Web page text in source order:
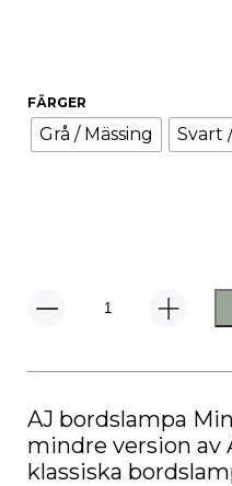
FÄRGER
Grå / Mässing Svart
AJ
AJ bordslampa
mindre version av
klassiska